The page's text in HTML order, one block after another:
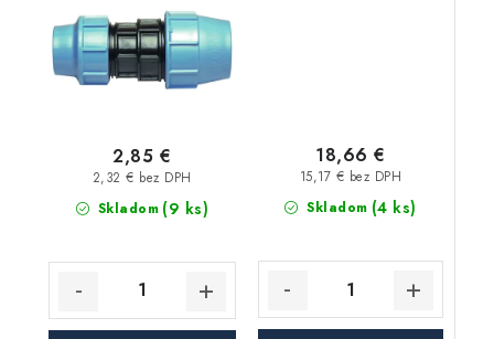
Skladom (9 ks)
2,32 € bez DPH
2,85 €
Skladom (4 ks)
15,17 € bez DPH
18,66 €